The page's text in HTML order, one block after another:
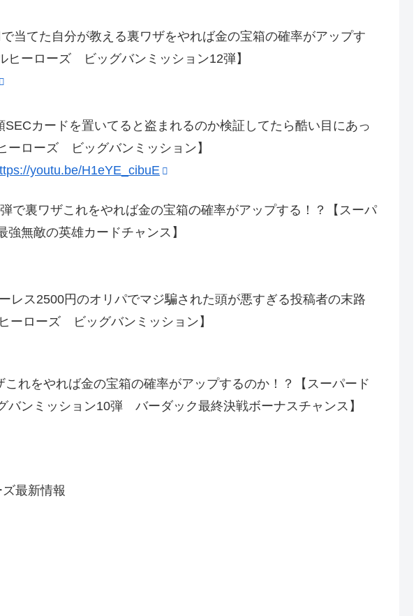
当てた自分が教える裏ワザをやれば金の宝箱の確率がアップす
ヒーローズ ビッグバンミッション12弾】
SECカードを置いてると盗まれるのか検証してたら酷い目にあっ
ーローズ ビッグバンミッション】
youtu.be/H1eYE_cibuE
で裏ワザこれをやれば金の宝箱の確率がアップする！？【スーパ
無敵の英雄カードチャンス】
レス2500円のオリパでマジ騙された頭が悪すぎる投稿者の末路
ーローズ ビッグバンミッション】
これをやれば金の宝箱の確率がアップするのか！？【スーパード
ンミッション10弾 バーダック最終決戦ボーナスチャンス】
最新情報